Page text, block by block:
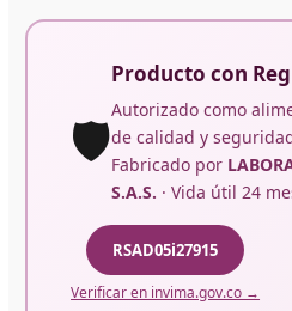
🛡️
Producto con
Autorizado como
de calidad y
Fabricado por
S.A.S. · Vida útil 24
RSAD05i27915
Verificar en invima.gov.co →